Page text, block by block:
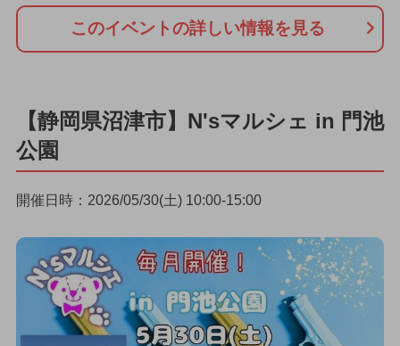
このイベントの詳しい情報を見る
【静岡県沼津市】N'sマルシェ in 門池
公園
開催日時：2026/05/30(土) 10:00-15:00